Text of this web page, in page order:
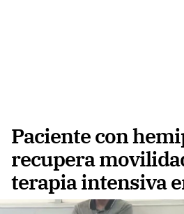
Paciente con
recupera
terapia intensiva